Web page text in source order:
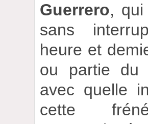
Guerrero, qui
sans
heure et
ou partie du
avec quelle
cette